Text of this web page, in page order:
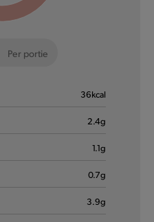
met zijn unieke mix van
spuitwater en een lichte
suiker.
Per portie
36kcal
2.4g
1.1g
0.7g
3.9g